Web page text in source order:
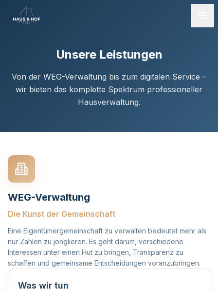
Unsere Leistungen
Von der WEG-Verwaltung bis zum digitalen Service –
wir bieten das komplette Spektrum professioneller
Hausverwaltung.
WEG-Verwaltung
Die Kunst der Gemeinschaft
Eine Eigentümergemeinschaft zu verwalten bedeutet mehr als
nur Zahlen zu jonglieren. Es geht darum, verschiedene
Interessen unter einen Hut zu bringen, Transparenz zu
schaffen und gemeinsame Entscheidungen voranzubringen.
Was wir tun